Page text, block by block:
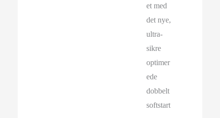
et med
det nye,
ultra-
sikre
optimer
ede
dobbelt
softstart